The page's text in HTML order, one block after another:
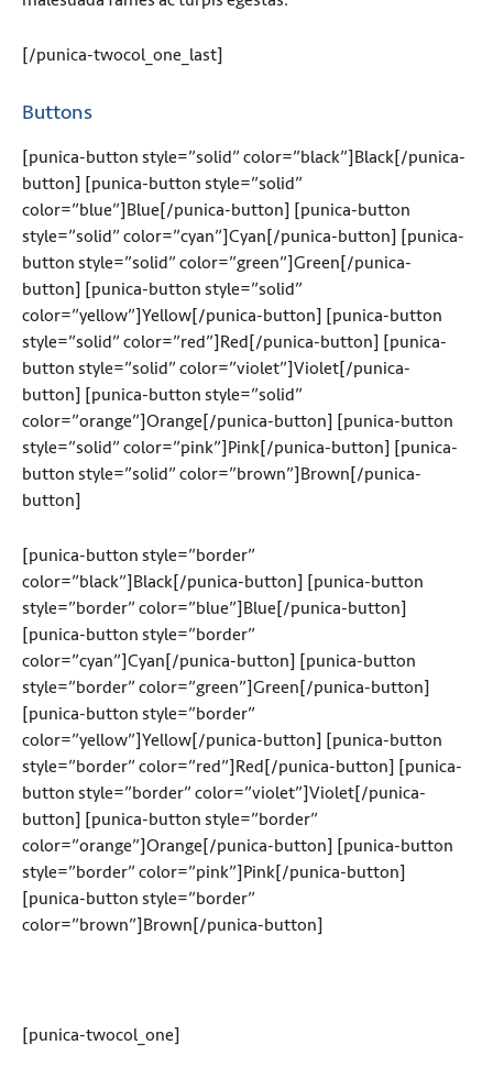
[/punica-twocol_one_last]
Buttons
[punica-button style=”solid” color=”black”]Black[/punica-
button] [punica-button style=”solid”
color=”blue”]Blue[/punica-button] [punica-button
style=”solid” color=”cyan”]Cyan[/punica-button] [punica-
button style=”solid” color=”green”]Green[/punica-
button] [punica-button style=”solid”
color=”yellow”]Yellow[/punica-button] [punica-button
style=”solid” color=”red”]Red[/punica-button] [punica-
button style=”solid” color=”violet”]Violet[/punica-
button] [punica-button style=”solid”
color=”orange”]Orange[/punica-button] [punica-button
style=”solid” color=”pink”]Pink[/punica-button] [punica-
button style=”solid” color=”brown”]Brown[/punica-
button]
[punica-button style=”border”
color=”black”]Black[/punica-button] [punica-button
style=”border” color=”blue”]Blue[/punica-button]
[punica-button style=”border”
color=”cyan”]Cyan[/punica-button] [punica-button
style=”border” color=”green”]Green[/punica-button]
[punica-button style=”border”
color=”yellow”]Yellow[/punica-button] [punica-button
style=”border” color=”red”]Red[/punica-button] [punica-
button style=”border” color=”violet”]Violet[/punica-
button] [punica-button style=”border”
color=”orange”]Orange[/punica-button] [punica-button
style=”border” color=”pink”]Pink[/punica-button]
[punica-button style=”border”
color=”brown”]Brown[/punica-button]
[punica-twocol_one]